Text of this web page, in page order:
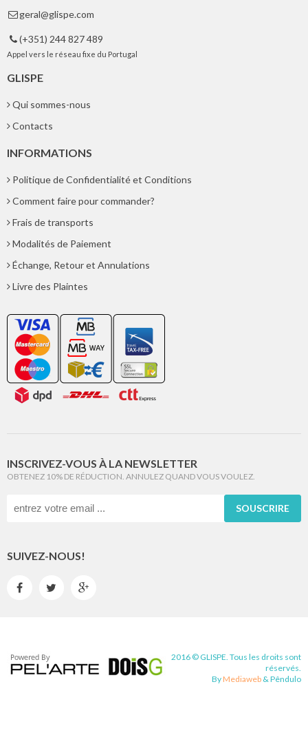
 geral@glispe.com
 (+351) 244 827 489
Appel vers le réseau fixe du Portugal
GLISPE
Qui sommes-nous
Contacts
INFORMATIONS
Politique de Confidentialité et Conditions
Comment faire pour commander?
Frais de transports
Modalités de Paiement
Échange, Retour et Annulations
Livre des Plaintes
INSCRIVEZ-VOUS À LA NEWSLETTER
OBTENEZ 10% DE RÉDUCTION. ANNULEZ QUAND VOUS VOULEZ.
SOUSCRIRE
SUIVEZ-NOUS!
  
2016 © GLISPE. Tous les droits sont
réservés.
By Mediaweb & Pêndulo